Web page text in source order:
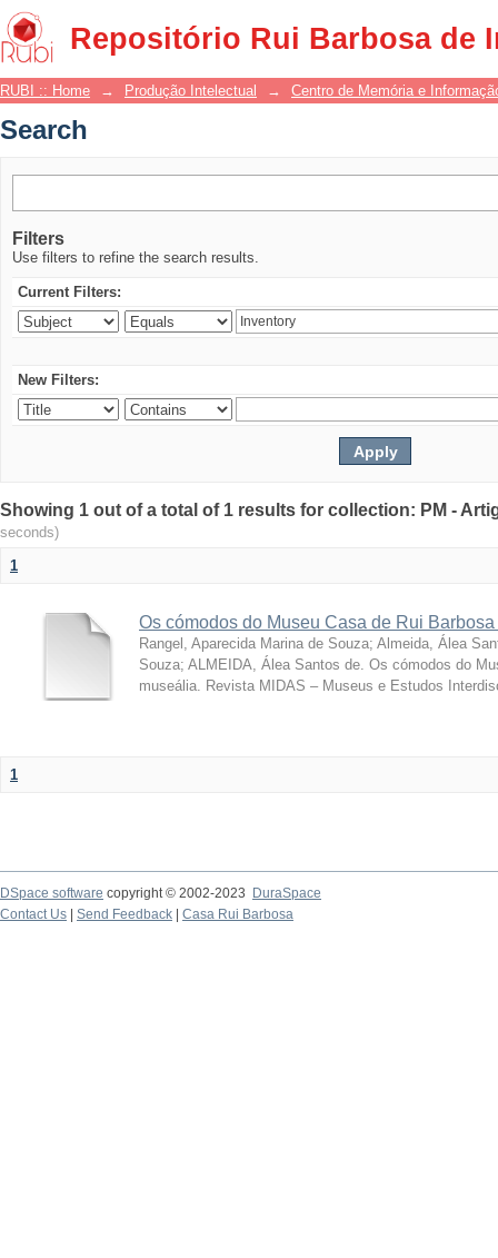
Repositório Rui Barbosa de
Search
RUBI :: Home → Produção Intelectual → Centro de Memória e
Search
Filters
Use filters to refine the search results.
Current Filters:
New Filters:
Showing 1 out of a total of 1 results for collection: PM -
seconds)
1
Os cómodos do Museu Casa de Rui
Rangel, Aparecida Marina de Souza; Almeida, Álea
Souza; ALMEIDA, Álea Santos de. Os cómodos do
museália. Revista MIDAS – Museus e Estudos
1
DSpace software copyright © 2002-2023
DuraSpace
Contact Us
Send Feedback Casa Rui Barbosa